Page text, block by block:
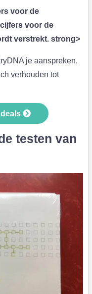
voor de
voor de
verstrekt. strong>
je aanspreken,
verhouden tot
testen van